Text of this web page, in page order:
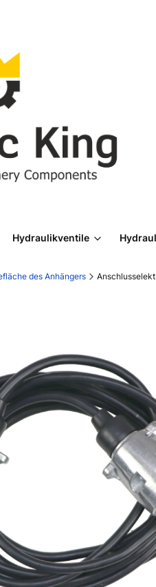
Hydraulikventile
des Anhängers